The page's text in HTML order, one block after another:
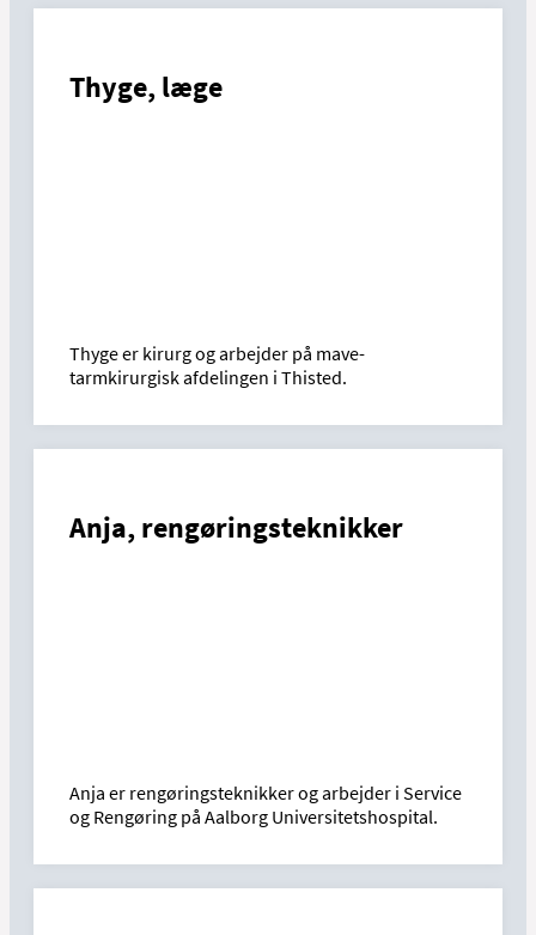
Thyge, læge
Thyge er kirurg og arbejder på mave-
tarmkirurgisk afdelingen i Thisted.
Anja, rengøringsteknikker
Anja er rengøringsteknikker og arbejder i Service
og Rengøring på Aalborg Universitetshospital.